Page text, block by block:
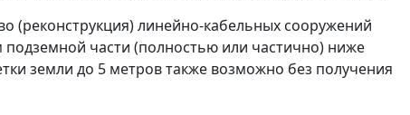
(реконструкция) линейно-кабельных сооружений
подземной части (полностью или частично) ниже
земли до 5 метров также возможно без получения